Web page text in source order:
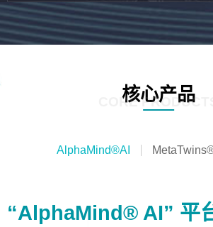
核心产品
CORE PRODUCTS
AlphaMind®AI
“AlphaMind® AI” 平